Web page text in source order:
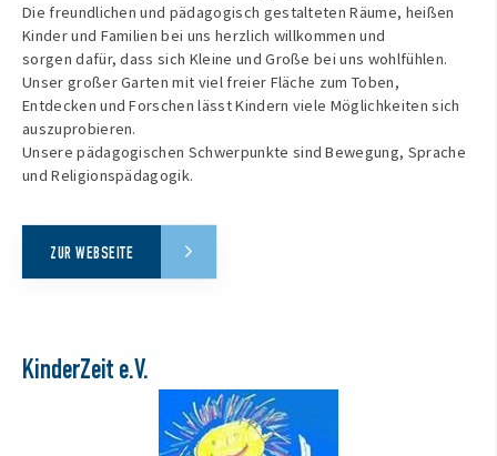
Die freundlichen und pädagogisch gestalteten Räume, heißen
Kinder und Familien bei uns herzlich willkommen und
sorgen dafür, dass sich Kleine und Große bei uns wohlfühlen.
Unser großer Garten mit viel freier Fläche zum Toben,
Entdecken und Forschen lässt Kindern viele Möglichkeiten sich
auszuprobieren.
Unsere pädagogischen Schwerpunkte sind Bewegung, Sprache
und Religionspädagogik.
ZUR WEBSEITE
KinderZeit e.V.